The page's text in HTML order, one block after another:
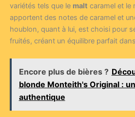
variétés tels que le malt caramel et le
apportent des notes de caramel et
houblon, quant à lui, est choisi pour
fruités, créant un équilibre parfait
Encore plus de bières ?
blonde Monteith's Original :
authentique